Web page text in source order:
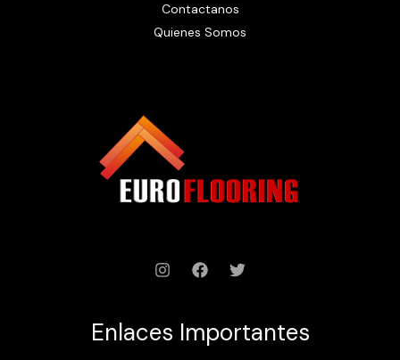
Contactanos
Quienes Somos
Enlaces Importantes